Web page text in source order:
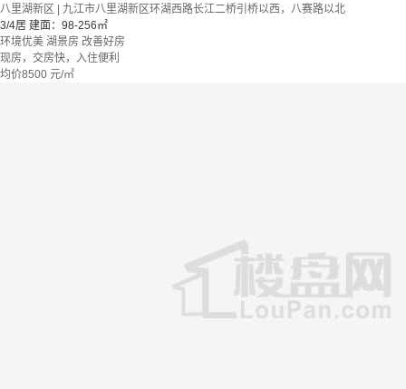
八里湖新区 | 九江市八里湖新区环湖西路长江二桥引桥以西，八赛路以北
3/4居 建面：98-256㎡
环境优美 湖景房 改善好房
现房，交房快，入住便利
均价8500 元/㎡